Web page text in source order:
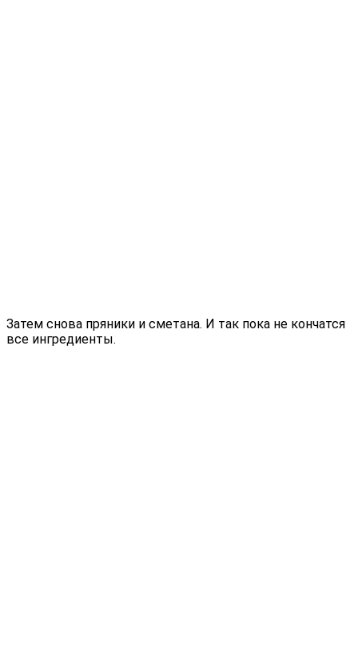
Затем снова пряники и сметана. И так пока не кончатся
все ингредиенты.